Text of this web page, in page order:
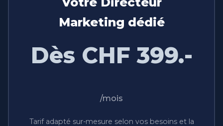
Marketing dédié
Dès CHF 399.-
/mois
Tarif adapté sur-mesure selon vos besoins et la